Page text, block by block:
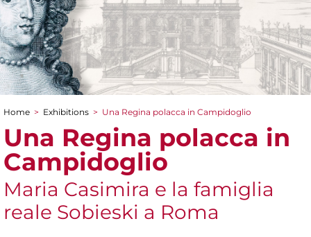
You are here
Home > Exhibitions > Una Regina polacca in Campidoglio
Una Regina polacca in
Campidoglio
Maria Casimira e la famiglia
reale Sobieski a Roma